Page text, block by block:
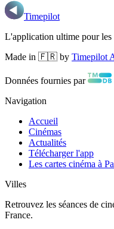
Timepilot
L'application ultime pour les
Made in 🇫🇷 by Timepilot
Données fournies par
Navigation
Accueil
Cinémas
Actualités
Télécharger l'app
Les cartes cinéma à
Villes
Retrouvez les séances de
France.